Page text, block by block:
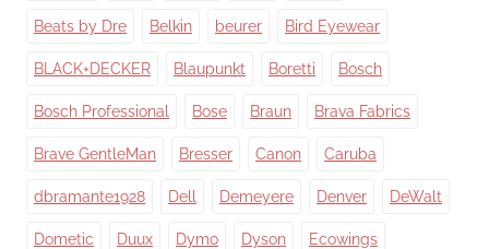
Beats by Dre Belkin beurer Bird Eyewear
BLACK+DECKER Blaupunkt Boretti Bosch
Bosch Professional Bose Braun Brava Fabrics
Brave GentleMan Bresser Canon Caruba
dbramante1928 Dell Demeyere Denver DeWalt
Dometic Duux Dymo Dyson Ecowings